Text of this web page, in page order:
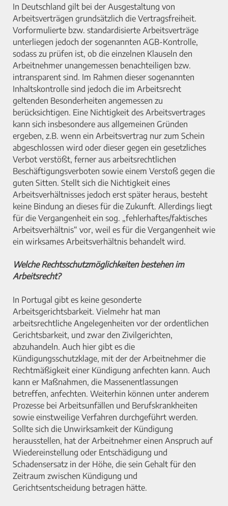
In Deutschland gilt bei der Ausgestaltung von
Arbeitsverträgen grundsätzlich die Vertragsfreiheit.
Vorformulierte bzw. standardisierte Arbeitsverträge
unterliegen jedoch der sogenannten AGB-Kontrolle,
sodass zu prüfen ist, ob die einzelnen Klauseln den
Arbeitnehmer unangemessen benachteiligen bzw.
intransparent sind. Im Rahmen dieser sogenannten
Inhaltskontrolle sind jedoch die im Arbeitsrecht
geltenden Besonderheiten angemessen zu
berücksichtigen. Eine Nichtigkeit des Arbeitsvertrages
kann sich insbesondere aus allgemeinen Gründen
ergeben, z.B. wenn ein Arbeitsvertrag nur zum Schein
abgeschlossen wird oder dieser gegen ein gesetzliches
Verbot verstößt, ferner aus arbeitsrechtlichen
Beschäftigungsverboten sowie einem Verstoß gegen die
guten Sitten. Stellt sich die Nichtigkeit eines
Arbeitsverhältnisses jedoch erst später heraus, besteht
keine Bindung an dieses für die Zukunft. Allerdings liegt
für die Vergangenheit ein sog. „fehlerhaftes/faktisches
Arbeitsverhältnis“ vor, weil es für die Vergangenheit wie
ein wirksames Arbeitsverhältnis behandelt wird.
Welche Rechtsschutzmöglichkeiten bestehen im
Arbeitsrecht?
In Portugal gibt es keine gesonderte
Arbeitsgerichtsbarkeit. Vielmehr hat man
arbeitsrechtliche Angelegenheiten vor der ordentlichen
Gerichtsbarkeit, und zwar den Zivilgerichten,
abzuhandeln. Auch hier gibt es die
Kündigungsschutzklage, mit der der Arbeitnehmer die
Rechtmäßigkeit einer Kündigung anfechten kann. Auch
kann er Maßnahmen, die Massenentlassungen
betreffen, anfechten. Weiterhin können unter anderem
Prozesse bei Arbeitsunfällen und Berufskrankheiten
sowie einstweilige Verfahren durchgeführt werden.
Sollte sich die Unwirksamkeit der Kündigung
herausstellen, hat der Arbeitnehmer einen Anspruch auf
Wiedereinstellung oder Entschädigung und
Schadensersatz in der Höhe, die sein Gehalt für den
Zeitraum zwischen Kündigung und
Gerichtsentscheidung betragen hätte.